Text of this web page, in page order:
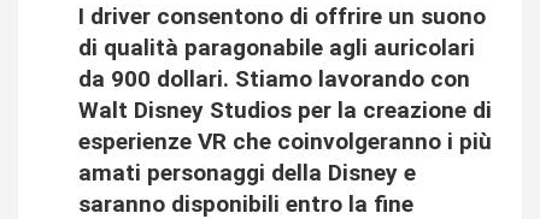
I driver consentono di offrire un suono
di qualità paragonabile agli auricolari
da 900 dollari. Stiamo lavorando con
Walt Disney Studios per la creazione di
esperienze VR che coinvolgeranno i più
amati personaggi della Disney e
saranno disponibili entro la fine